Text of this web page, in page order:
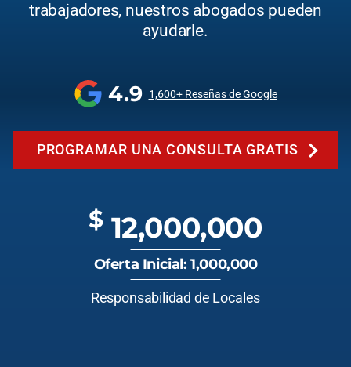
trabajadores, nuestros abogados pueden
ayudarle.
4.9 1,600+ Reseñas de Google
PROGRAMAR UNA CONSULTA GRATIS
$ 12,000,000
Oferta Inicial: 1,000,000
Responsabilidad de Locales